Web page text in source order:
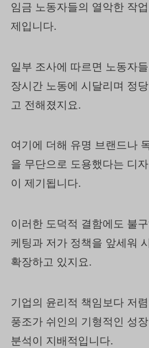
임금 노동자들의 열악한 작
제입니다.
일부 조사에 따르면 노동자
장시간 노동에 시달리며 정
고 전해졌지요.
여기에 더해 유명 브랜드나
을 무단으로 도용했다는 디
이 제기됩니다.
이러한 도덕적 결함에도 불
케팅과 저가 정책을 앞세워
확장하고 있지요.
기업의 윤리적 책임보다 저
풍조가 쉬인의 기형적인 성
분석이 지배적입니다.